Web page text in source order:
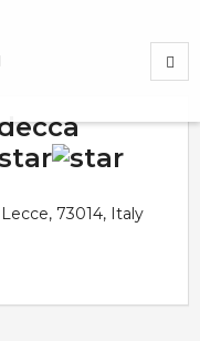
Lecce, 73014, Italy